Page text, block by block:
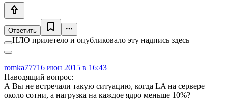
Ответить
НЛО прилетело и опубликовало эту надпись здесь
romka77716 июн 2015 в 16:43
Наводящий вопрос:
А Вы не встречали такую ситуацию, когда LA на сервере
около сотни, а нагрузка на каждое ядро меньше 10%?